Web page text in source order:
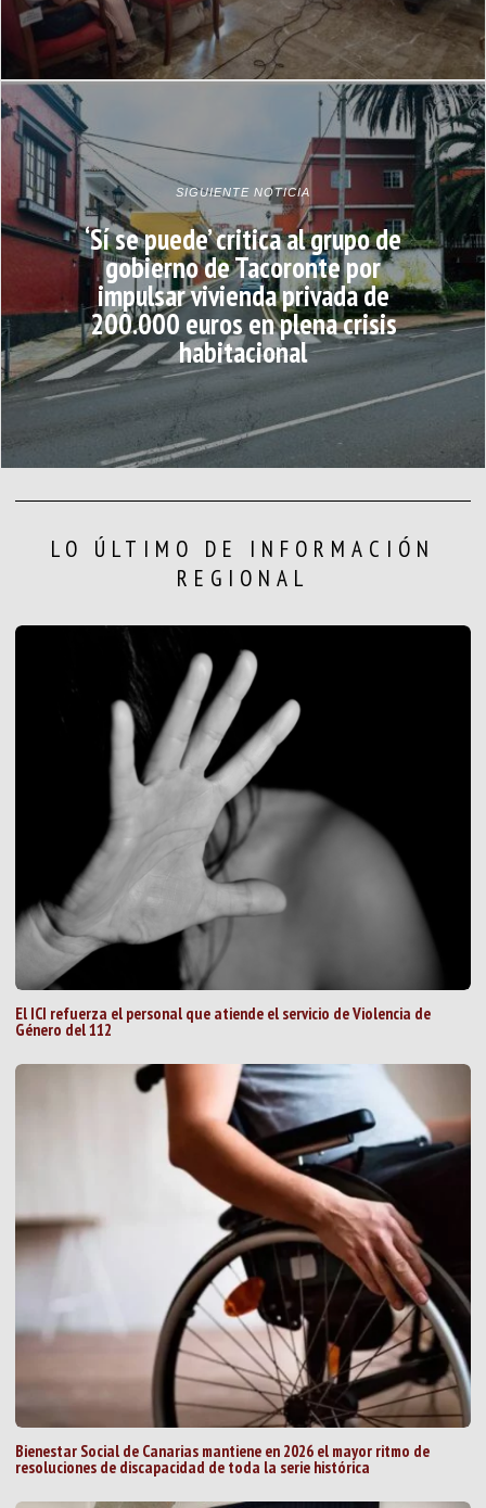
SIGUIENTE NOTICIA
‘Sí se puede’ critica al grupo de
gobierno de Tacoronte por
impulsar vivienda privada de
200.000 euros en plena crisis
habitacional
LO ÚLTIMO DE INFORMACIÓN
REGIONAL
El ICI refuerza el personal que atiende el servicio de Violencia de
Género del 112
Bienestar Social de Canarias mantiene en 2026 el mayor ritmo de
resoluciones de discapacidad de toda la serie histórica